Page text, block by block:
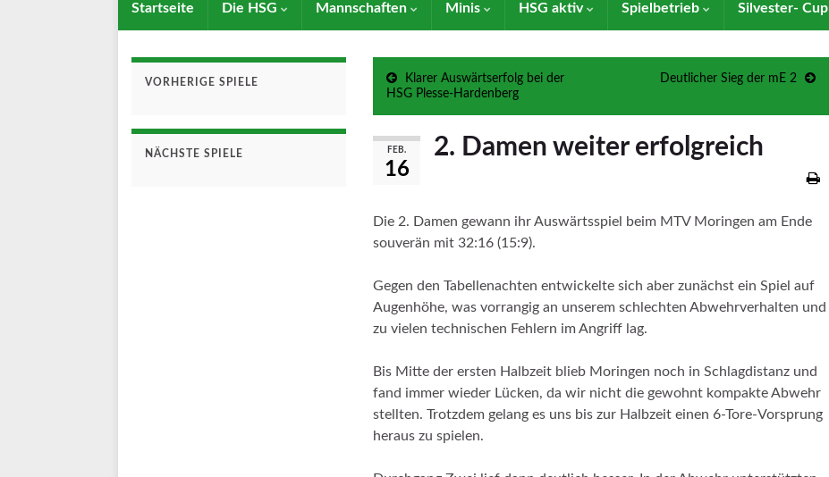
Startseite Die HSG Mannschaften Minis HSG aktiv Spielbetrieb Silvester- Cup
Klarer Auswärtserfolg bei der
HSG Plesse-Hardenberg
Deutlicher Sieg der mE 2
FEB.
16
2. Damen weiter erfolgreich
Die 2. Damen gewann ihr Auswärtsspiel beim MTV Moringen am Ende
souverän mit 32:16 (15:9).
Gegen den Tabellenachten entwickelte sich aber zunächst ein Spiel auf
Augenhöhe, was vorrangig an unserem schlechten Abwehrverhalten und
zu vielen technischen Fehlern im Angriff lag.
Bis Mitte der ersten Halbzeit blieb Moringen noch in Schlagdistanz und
fand immer wieder Lücken, da wir nicht die gewohnt kompakte Abwehr
stellten. Trotzdem gelang es uns bis zur Halbzeit einen 6-Tore-Vorsprung
heraus zu spielen.
VORHERIGE SPIELE
NÄCHSTE SPIELE